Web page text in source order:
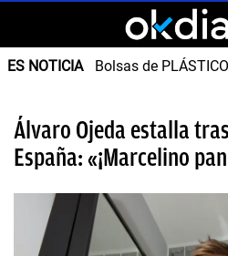
ES NOTICIA Bolsas de
Álvaro Ojeda estalla
España: «¡Marcelino